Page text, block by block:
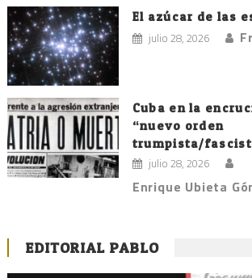
El azúcar de las
julio 28, 2026
Cuba en la
“nuevo orden
trumpista/
julio 28, 2026
Enrique Ubieta
EDITORIAL PABLO